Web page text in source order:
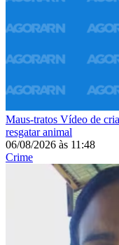
Maus-tratos Vídeo de
resgatar animal
06/08/2026 às 11:48
Crime